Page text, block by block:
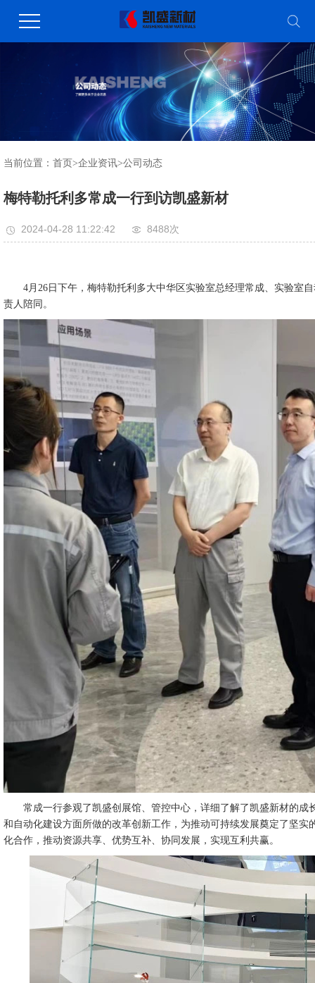
当前位置： 首页 >企业资讯>公司动态
梅特勒托利多常成一行到访凯盛新材
2024-04-28 11:22:42 8488次
4月26日下午，梅特勒托利多大中华区实验室总经理常成、实验室
责人陪同。
常成一行参观了凯盛创展馆、管控中心，详细了解了凯盛新材的
和自动化建设方面所做的改革创新工作，为推动可持续发展奠定了坚
化合作，推动资源共享、优势互补、协同发展，实现互利共赢。